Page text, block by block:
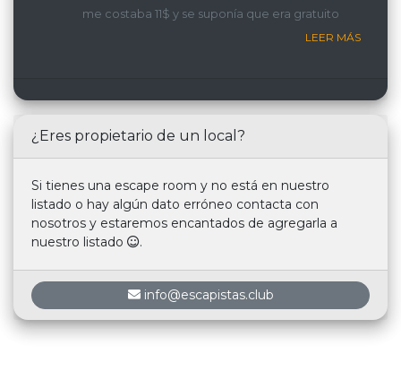
me costaba 11$ y se suponía que era gratuito
LEER MÁS
¿Eres propietario de un local?
Si tienes una escape room y no está en nuestro
listado o hay algún dato erróneo contacta con
nosotros y estaremos encantados de agregarla a
nuestro listado
.
info@escapistas.club